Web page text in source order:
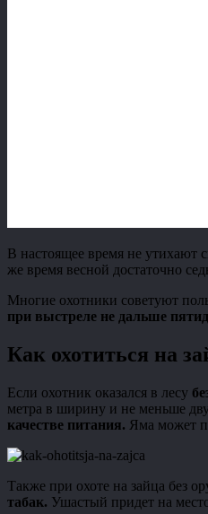
В настоящее время не утихают
же время весной достаточно
Многие охотники советуют
при выстреле не дальше
Как охотиться на
Если охотник оказался в лесу
метра в ширину и не меньше
качестве питания. Яма может
Также при охоте на зайца без
табак. Ушастый придет на